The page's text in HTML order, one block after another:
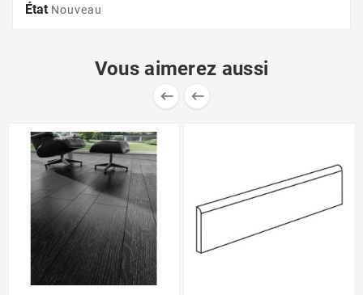
État Nouveau
Vous aimerez aussi
 